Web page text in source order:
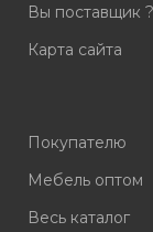
Вы поставщик ?
Карта сайта
Покупателю
Мебель оптом
Весь каталог